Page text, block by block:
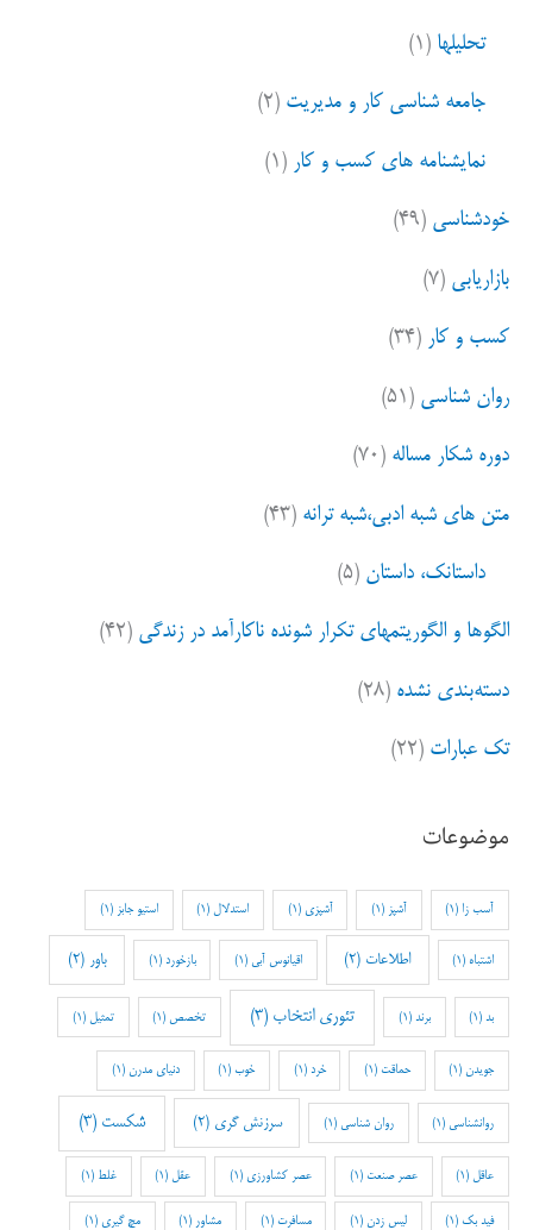
تحلیلها (۱)
جامعه شناسی کار و مدیریت (۲)
نمایشنامه های کسب و کار (۱)
خودشناسی (۴۹)
بازاریابی (۷)
کسب و کار (۳۴)
روان شناسی (۵۱)
دوره شکار مساله (۷۰)
متن های شبه ادبی،شبه ترانه (۴۳)
داستانک، داستان (۵)
الگوها و الگوریتمهای تکرار شونده ناکارآمد در زندگی (۴۲)
دسته‌بندی نشده (۲۸)
تک عبارات (۲۲)
موضوعات
آسب زا (1) آشپز (1) آشپزی (1) استدلال (1) استیو جابز (1)
اشتباه (1) اطلاعات (2) اقیانوس آبی (1) بازخورد (1) باور (2)
بد(1) برند (1) تئوری انتخاب (3) تخصص (1) تمثیل (1)
جویدن (1) حماقت (1) خرد (1) خوب(1) دنیای مدرن (1)
روانشناسی (1) روان شناسی (1) سرزنش گری (2) شکست (3)
عاقل (1) عصر صنعت (1) عصر کشاورزی (1) عقل (1) غلط (1)
فید بک(1) لیس زدن (1) مسافرت (1) مشاور (1) مچ گیری (1)